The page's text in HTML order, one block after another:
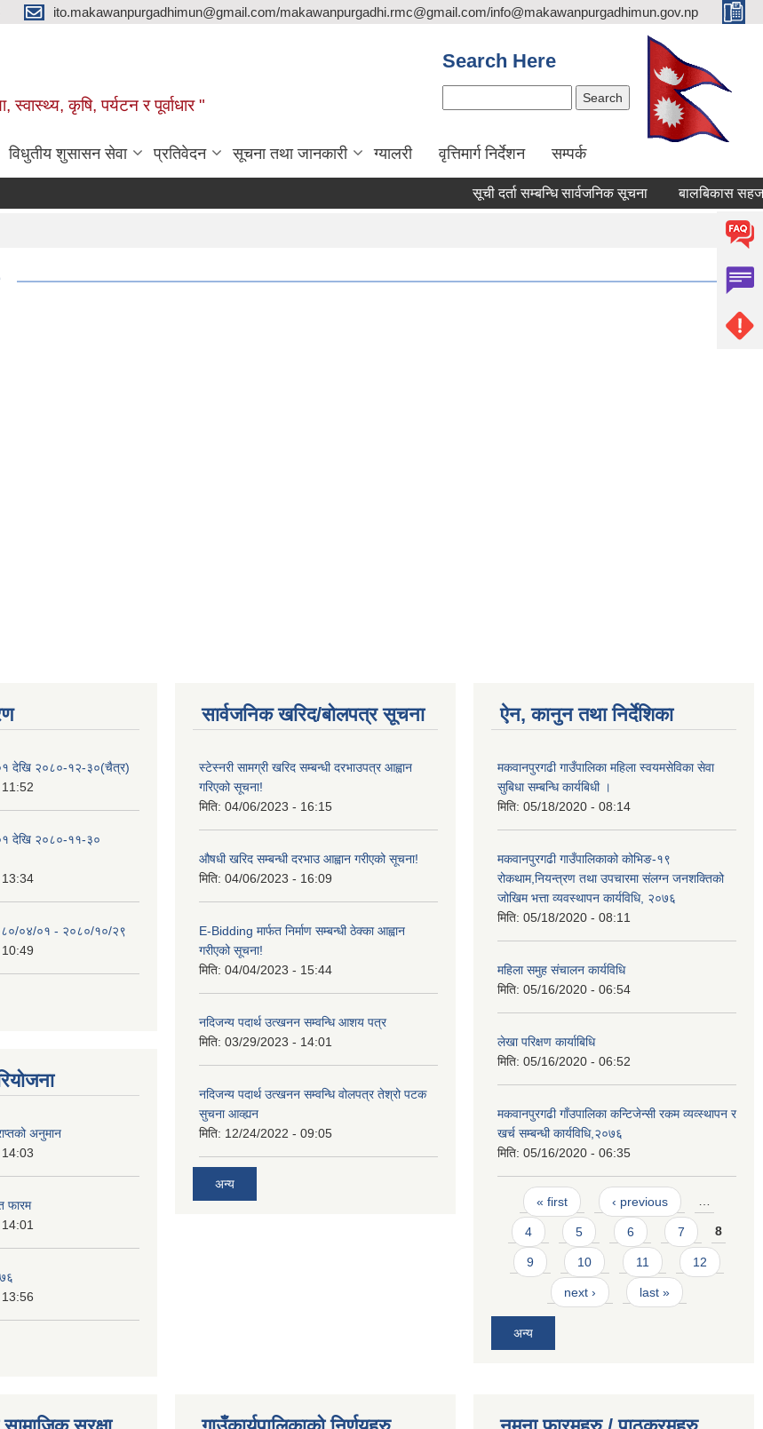
ito.makawanpurgadhimun@gmail.com/makawanpurgadhi.rmc@gmail.com/info@makawanpurgadhimun.gov.np
स्‍वास्‍थ्‍य, कृषि, पर्यटन र पूर्वाधार "
Search Here
विधुतीय शुसासन सेवा प्रतिवेदन सूचना तथा जानकारी ग्यालरी वृत्तिमार्ग निर्देशन सम्पर्क
सूची दर्ता सम्बन्धि सार्वजनिक सूचना बालबिकास सहजकर्ता
देखि २०८०-१२-३०(चैत्र)
देखि २०८०-११-३०
०४/०१ - २०८०/१०/२९
अनुमान
फारम
सार्वजनिक खरिद/बोलपत्र सूचना
स्टेस्नरी सामग्री खरिद सम्बन्धी दरभाउपत्र आह्वान
गरिएको सूचना!
मिति: 04/06/2023 - 16:15
औषधी खरिद सम्बन्धी दरभाउ आह्वान गरीएको सूचना!
मिति: 04/06/2023 - 16:09
E-Bidding मार्फत निर्माण सम्बन्धी ठेक्का आह्वान
गरीएको सूचना!
मिति: 04/04/2023 - 15:44
नदिजन्य पदार्थ उत्खनन सम्वन्धि आशय पत्र
मिति: 03/29/2023 - 14:01
नदिजन्य पदार्थ उत्खनन सम्वन्धि वोलपत्र तेश्रो पटक
सुचना आव्ह्यन
मिति: 12/24/2022 - 09:05
अन्य
ऐन, कानुन तथा निर्देशिका
मकवानपुरगढी गाउँपालिका महिला स्वयमसेविका सेवा
सुबिधा सम्बन्धि कार्यबिधी ।
मिति: 05/18/2020 - 08:14
मकवानपुरगढी गाउँपालिकाको कोभिङ-१९
रोकथाम,नियन्त्रण तथा उपचारमा संलग्न जनशक्तिको
जोखिम भत्ता व्यवस्थापन कार्यविधि, २०७६
मिति: 05/18/2020 - 08:11
महिला समुह संचालन कार्यविधि
मिति: 05/16/2020 - 06:54
लेखा परिक्षण कार्याबिधि
मिति: 05/16/2020 - 06:52
मकवानपुरगढी गाँउपालिका कन्टिजेन्सी रकम व्यव्स्थापन र
खर्च सम्बन्धी कार्यविधि,२०७६
मिति: 05/16/2020 - 06:35
Pages
« first ‹ previous …
4 5 6 7 8
9 10 11 12
next › last »
अन्य